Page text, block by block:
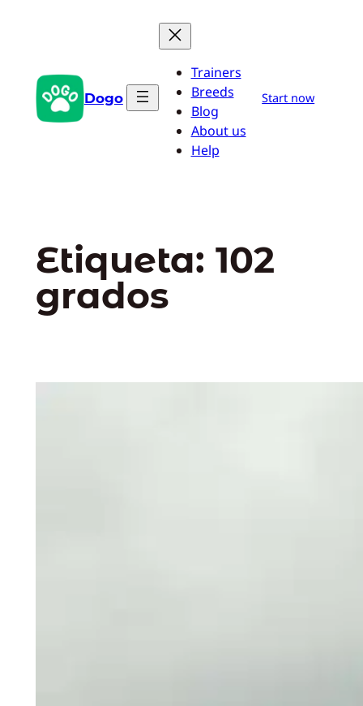
Dogo
Trainers
Breeds
Blog
About us
Help
Start now
Etiqueta: 102
grados